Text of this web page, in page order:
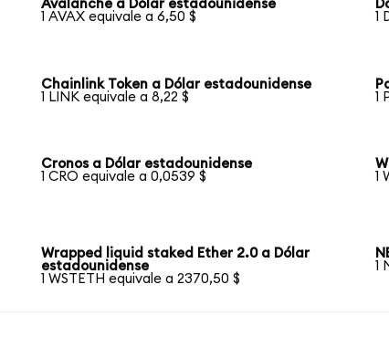
Avalanche a Dólar estadounidense
1 AVAX equivale a 6,50 $
1
Chainlink Token a Dólar estadounidense
1 LINK equivale a 8,22 $
1
Cronos a Dólar estadounidense
1 CRO equivale a 0,0539 $
1
Wrapped liquid staked Ether 2.0 a Dólar
estadounidense
1 WSTETH equivale a 2370,50 $
1